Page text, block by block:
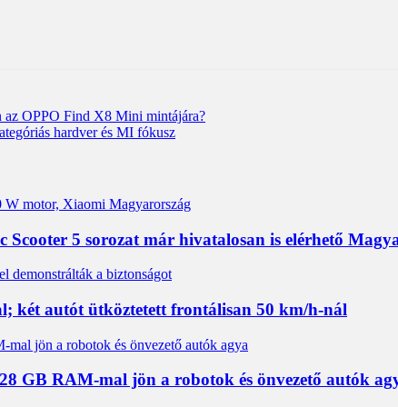
az OPPO Find X8 Mini mintájára?
hardver és MI fókusz
5 sorozat már hivatalosan is elérhető
két autót ütköztetett frontálisan 50 km/h-nál
GB RAM-mal jön a robotok és önvezető autók